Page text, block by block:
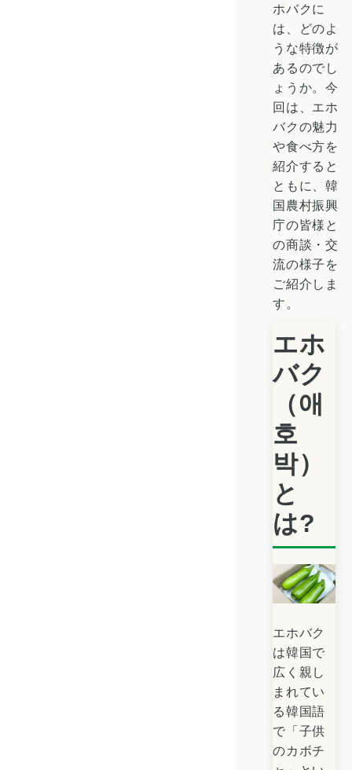
ホバクに
は、どのよ
うな特徴が
あるのでし
ょうか。今
回は、エホ
バクの魅力
や食べ方を
紹介すると
ともに、韓
国農村振興
庁の皆様と
の商談・交
流の様子を
ご紹介しま
す。
エホ
バク
（애
호
박）
と
は?
エホバク
は韓国で
広く親し
まれてい
る韓国語
で「子供
のカボチ